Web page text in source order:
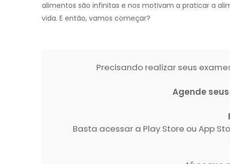
alimentos são infinitas e nos motivam a praticar a
vida. E então, vamos começar?
Precisando realizar seus
Agende
Basta acessar a Play Store ou App